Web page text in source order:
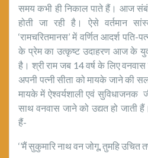
समय कभी ही निकाल पाते हैं। आज
होती जा रही है। ऐसे वर्तमान
‘रामचरितमानस’ में वर्णित आदर्श पति-
के प्रेम का उत्कृष्ट उदाहरण आज के
है। श्री राम जब 14 वर्ष के लिए
अपनी पत्नी सीता को मायके जाने की
मायके में ऐश्वर्यशाली एवं सुविधाजनक
साथ वनवास जाने को उद्यत हो जाती
हैं-
‘’मैं सुकुमारि नाथ वन जोगू, तुमहि उचित